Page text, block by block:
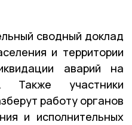
сводный доклад
и территории
аварий на
Также участники
работу органов
и исполнительных